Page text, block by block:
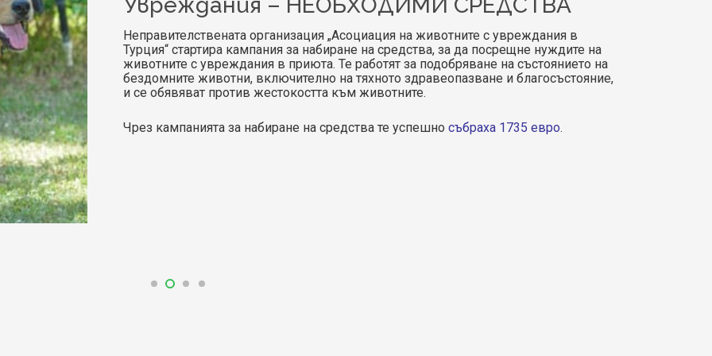
Увреждания – НЕОБХОДИМИ СРЕДСТВА
Неправителствената организация „Асоциация на животните с увреждания в
Турция“ стартира кампания за набиране на средства, за да посрещне нуждите на
животните с увреждания в приюта. Те работят за подобряване на състоянието на
бездомните животни, включително на тяхното здравеопазване и благосъстояние,
и се обявяват против жестокостта към животните.
Чрез кампанията за набиране на средства те успешно събраха 1735 евро.